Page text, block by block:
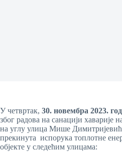
У четвртак, 30. новембра 2023.
због радова на санацији хаварије
на углу улица Мише
прекинута испорука топлотне
објекте у следећим улицама: